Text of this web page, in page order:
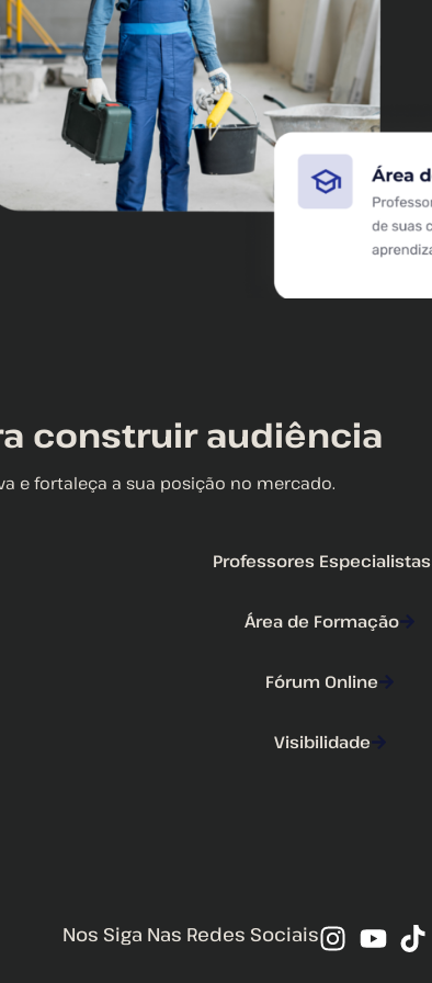
construir audiência
e fortaleça a sua posição no mercado.
Professores Especialistas
Área de Formação
Fórum Online
Visibilidade
Nos Siga Nas Redes Sociais